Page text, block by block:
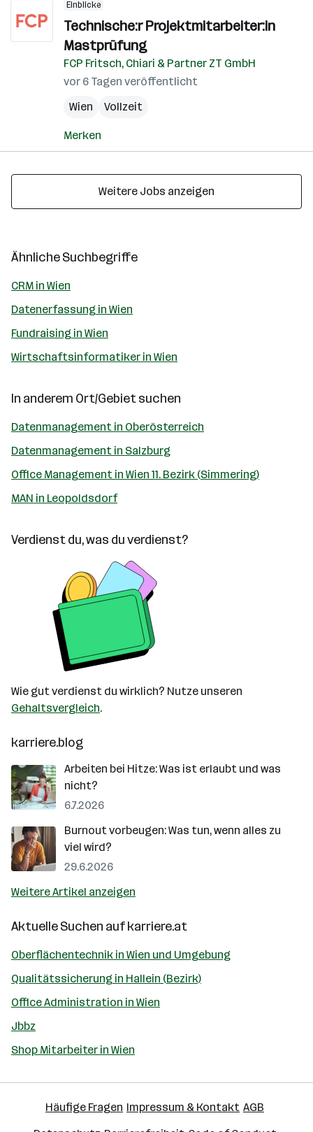
Einblicke
Technische:r Projektmitarbeiter:in
Mastprüfung
FCP Fritsch, Chiari & Partner ZT GmbH
vor 6 Tagen veröffentlicht
Wien
Vollzeit
Merken
Weitere Jobs anzeigen
Ähnliche Suchbegriffe
CRM in Wien
Datenerfassung in Wien
Fundraising in Wien
Wirtschaftsinformatiker in Wien
In anderem Ort/Gebiet suchen
Datenmanagement in Oberösterreich
Datenmanagement in Salzburg
Office Management in Wien 11. Bezirk (Simmering)
MAN in Leopoldsdorf
Verdienst du, was du verdienst?
Wie gut verdienst du wirklich? Nutze unseren
Gehaltsvergleich.
karriere.blog
Arbeiten bei Hitze: Was ist erlaubt und was
nicht?
6.7.2026
Burnout vorbeugen: Was tun, wenn alles zu
viel wird?
29.6.2026
Weitere Artikel anzeigen
Aktuelle Suchen aufkarriere.at
Oberflächentechnik in Wien und Umgebung
Qualitätssicherung in Hallein (Bezirk)
Office Administration in Wien
Jbbz
Shop Mitarbeiter in Wien
Häufige Fragen Impressum & Kontakt AGB